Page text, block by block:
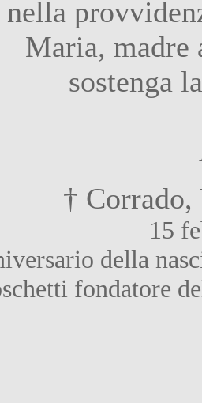
nella
Maria, madre
sostenga
† Corrado,
15
della
fondatore